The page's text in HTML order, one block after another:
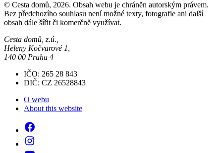
© Cesta domů, 2026. Obsah webu je chráněn autorským právem.
Bez předchozího souhlasu není možné texty, fotografie ani další
obsah dále šířit či komerčně využívat.
Cesta domů, z.ú.,
Heleny Kočvarové 1,
140 00 Praha 4
IČO: 265 28 843
DIČ: CZ 26528843
O webu
About this website